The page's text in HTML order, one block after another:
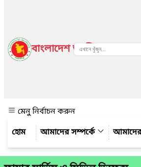
বাংলাদেশ জাতীয় তথ্য
মেনু নির্বাচন করুন
আমাদের সম্পর্কে